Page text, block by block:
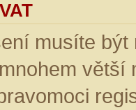
musíte
větší